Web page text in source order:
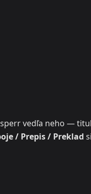
vedľa neho —
/ Prepis / Preklad si